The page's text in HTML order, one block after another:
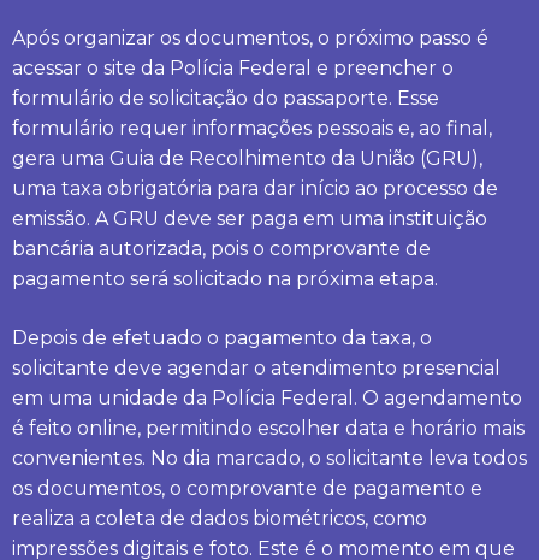
Após organizar os documentos, o próximo passo é
acessar o site da Polícia Federal e preencher o
formulário de solicitação do passaporte. Esse
formulário requer informações pessoais e, ao final,
gera uma Guia de Recolhimento da União (GRU),
uma taxa obrigatória para dar início ao processo de
emissão. A GRU deve ser paga em uma instituição
bancária autorizada, pois o comprovante de
pagamento será solicitado na próxima etapa.
Depois de efetuado o pagamento da taxa, o
solicitante deve agendar o atendimento presencial
em uma unidade da Polícia Federal. O agendamento
é feito online, permitindo escolher data e horário mais
convenientes. No dia marcado, o solicitante leva todos
os documentos, o comprovante de pagamento e
realiza a coleta de dados biométricos, como
impressões digitais e foto. Este é o momento em que